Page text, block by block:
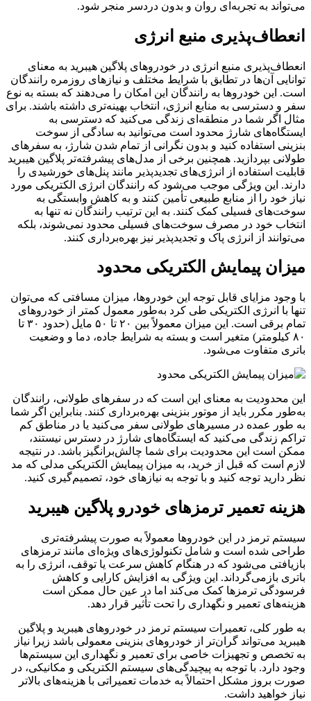
می‌تواند به تجربه‌ای روان و بدون دردسر منجر شود.
انعطاف‌پذیری منبع انرژی
انعطاف‌پذیری منبع انرژی در خودروهای پلاگین هیبرید به معنای
توانایی آن‌ها در تطابق با شرایط مختلف و نیازهای روزمره رانندگان
است. این خودروها به رانندگان این امکان را می‌دهند که بسته به نوع
سفر و دسترسی به منابع انرژی، انتخاب بهینه‌تری داشته باشند. برای
مثال اگر شما در منطقه‌ای زندگی می‌کنید که دسترسی به
ایستگاه‌های شارژ محدود است می‌توانید به سادگی از سوخت
بنزینی استفاده کنید و بدون نگرانی از تمام شدن شارژ، به سفرهای
طولانی بپردازید. همچنین برخی از مدل‌های پیشرفته‌تر پلاگین هیبرید
قابلیت استفاده از انرژی‌های تجدیدپذیر مانند پنل‌های خورشیدی را
دارند. این ویژگی موجب می‌شود که رانندگان انرژی الکتریکی مورد
نیاز خود را از منابع طبیعی تأمین کنند و به کاهش وابستگی به
سوخت‌های فسیلی کمک کنند. به این ترتیب رانندگان نه تنها به
انتخاب خود در مصرف سوخت‌های فسیلی محدود نمی‌شوند، بلکه
می‌توانند از انرژی پاک و تجدیدپذیر نیز بهره‌برداری کنند.
میزان پیمایش الکتریکی محدود
با وجود مزایای قابل توجه این خودروها، میزان مسافتی که می‌توان
تنها با انرژی الکتریکی طی کرد به‌طور معمول کمتر از خودروهای
تمام برقی است. این میزان معمولاً بین ۲۰ تا ۵۰ مایل (حدود ۳۰ تا
۸۰ کیلومتر) متغیر است و بسته به شرایط جاده، دما و وضعیت
باتری متفاوت می‌شود.
این محدودیت به معنای این است که در سفرهای طولانی، رانندگان
به‌طور مکرر باید از موتور بنزینی بهره‌برداری کنند. بنابراین اگر شما
به طور عمده در مسیرهای طولانی سفر می‌کنید یا در مناطق کم‌
تراکم زندگی می‌کنید که ایستگاه‌های شارژ در دسترس نیستند،
ممکن است این محدودیت برای شما چالش‌برانگیز باشد. در نتیجه
لازم است که قبل از خرید، به میزان پیمایش الکتریکی مدلی که مد
نظر دارید توجه کنید و با توجه به نیازهای خود، تصمیم‌گیری کنید.
هزینه تعمیر ترمزهای خودرو پلاگین هیبرید
سیستم ترمز در این خودروها معمولاً به صورت پیشرفته‌تری
طراحی شده است و شامل تکنولوژی‌های ویژه‌ای مانند ترمزهای
بازیافتی می‌شود که در هنگام کاهش سرعت یا توقف، انرژی را به
باتری بازمی‌گرداند. این ویژگی به افزایش کارایی و کاهش
فرسودگی ترمزها کمک می‌کند اما در عین حال ممکن است
هزینه‌های تعمیر و نگهداری را تحت تأثیر قرار دهد.
به طور کلی، تعمیرات سیستم ترمز در خودروهای هیبرید و پلاگین
هیبرید می‌تواند گران‌تر از خودروهای بنزینی معمولی باشد زیرا نیاز
به تخصص و تجهیزات خاصی برای تعمیر و نگهداری این سیستم‌ها
وجود دارد. با توجه به پیچیدگی‌های سیستم الکتریکی و مکانیکی، در
صورت بروز مشکل احتمالاً به خدمات تعمیراتی با هزینه‌های بالاتر
نیاز خواهید داشت.